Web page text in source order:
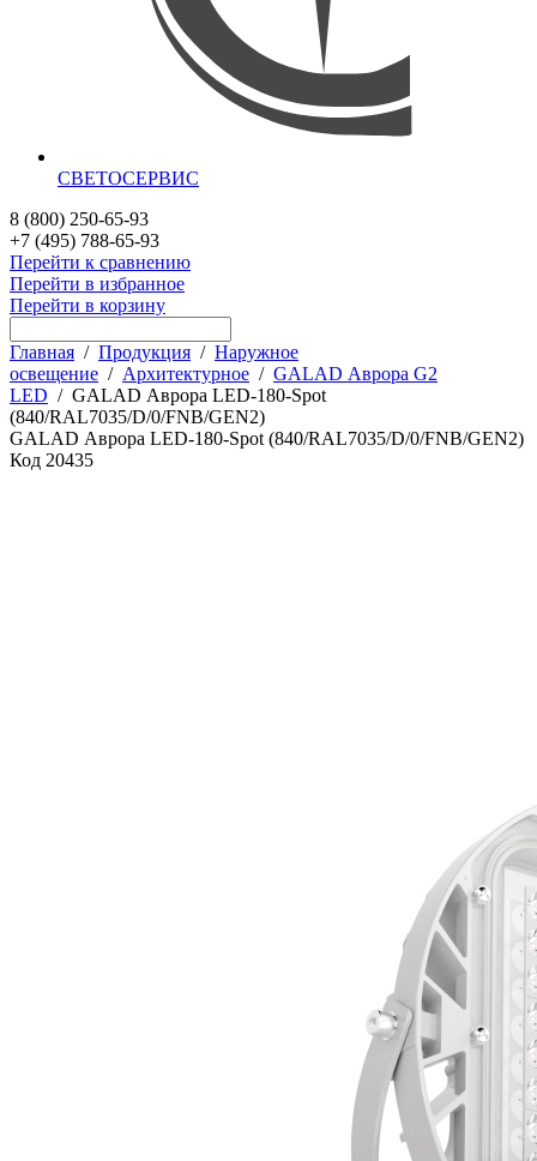
СВЕТОСЕРВИС
8 (800) 250-65-93
+7 (495) 788-65-93
Перейти к сравнению
Перейти в избранное
Перейти в корзину
Главная / Продукция / Наружное
освещение / Архитектурное / GALAD Аврора G2
LED / GALAD Аврора LED-180-Spot
(840/RAL7035/D/0/FNB/GEN2)
GALAD Аврора LED-180-Spot (840/RAL7035/D/0/FNB/GEN2)
Код 20435